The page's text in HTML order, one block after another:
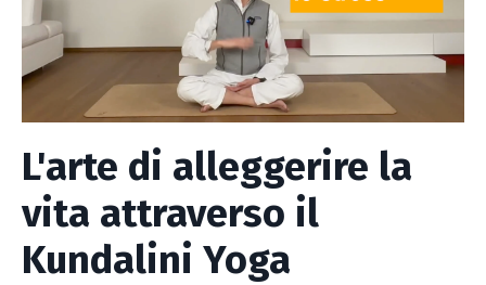
L'arte di alleggerire la
vita attraverso il
Kundalini Yoga